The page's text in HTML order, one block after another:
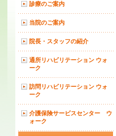
診療のご案内
当院のご案内
院長・スタッフの紹介
通所リハビリテーション ウォ
ーク
訪問リハビリテーション ウォ
ーク
介護保険サービスセンター ウ
ォーク